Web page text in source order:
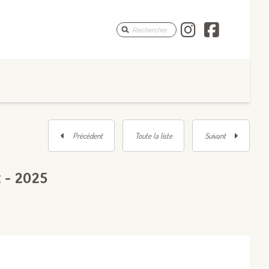
LesLes
Précédent
Toute la liste Suivant
- 2025